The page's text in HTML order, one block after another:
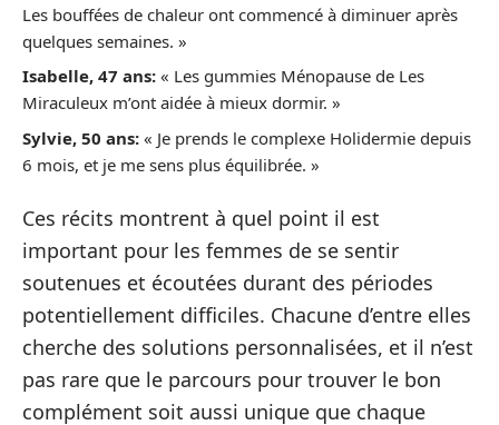
Les bouffées de chaleur ont commencé à diminuer après
quelques semaines. »
Isabelle, 47 ans: « Les gummies Ménopause de Les
Miraculeux m’ont aidée à mieux dormir. »
Sylvie, 50 ans: « Je prends le complexe Holidermie depuis
6 mois, et je me sens plus équilibrée. »
Ces récits montrent à quel point il est
important pour les femmes de se sentir
soutenues et écoutées durant des périodes
potentiellement difficiles. Chacune d’entre elles
cherche des solutions personnalisées, et il n’est
pas rare que le parcours pour trouver le bon
complément soit aussi unique que chaque